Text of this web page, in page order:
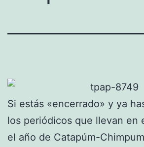
Si estás «encerrado» y ya
los periódicos que llevan en
el año de Catapúm-